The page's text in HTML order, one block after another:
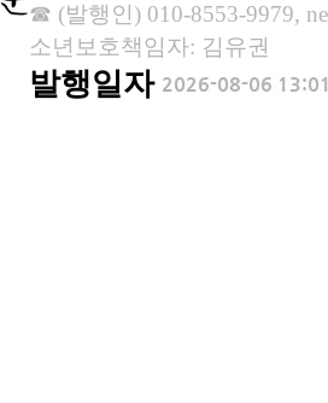
☎ (발행인) 010-8553-9979,
소년보호책임자: 김유권
발행일자